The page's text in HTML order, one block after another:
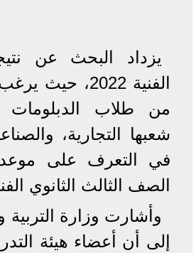
يزداد البحث عن
الفنية 2022،
من طلاب الدبلومات
شعبها التجارية،
في التعرف على
الصف الثالث الثانوي الفني
وأشارت وزارة التربية
إلى أن أعضاء هيئة